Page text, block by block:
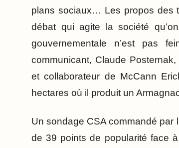
plans sociaux… Les propos des
débat qui agite la société
gouvernementale n’est pas
communicant, Claude
et collaborateur de McCann
hectares où il produit un
Un sondage CSA commandé par
de 39 points de popularité face